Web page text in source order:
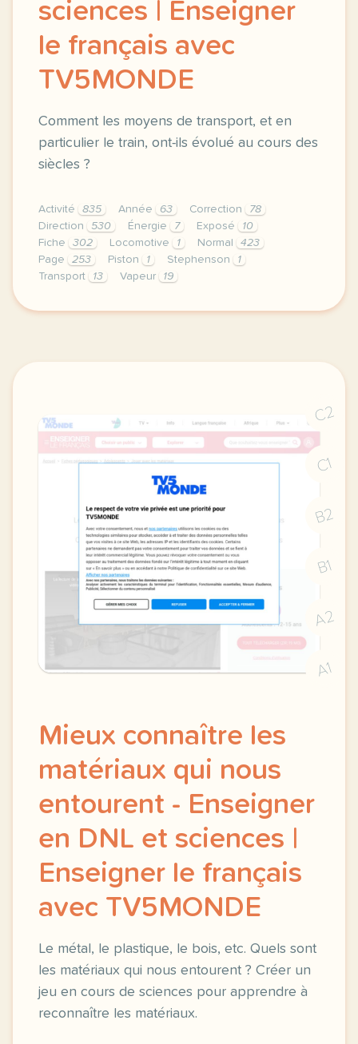
sciences | Enseigner
le français avec
TV5MONDE
Comment les moyens de transport, et en
particulier le train, ont-ils évolué au cours des
siècles ?
Activité 835 Année 63 Correction
78
Direction
530 Énergie 7 Exposé
10
Fiche
302 Locomotive 1 Normal
423
Page
253 Piston 1 Stephenson
1
Transport
13 Vapeur 19
didomi host didomi components button cursor
C2
C1
B2
B1
A2
A1
Mieux connaître les
matériaux qui nous
entourent - Enseigner
en DNL et sciences |
Enseigner le français
avec TV5MONDE
Le métal, le plastique, le bois, etc. Quels sont
les matériaux qui nous entourent ? Créer un
jeu en cours de sciences pour apprendre à
reconnaître les matériaux.